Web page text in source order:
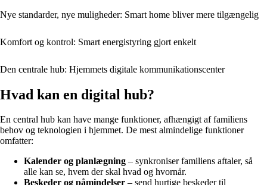
Nye standarder, nye muligheder: Smart home bliver mere tilgængelig
Komfort og kontrol: Smart energistyring gjort enkelt
Den centrale hub: Hjemmets digitale kommunikationscenter
Hvad kan en digital hub?
En central hub kan have mange funktioner, afhængigt af familiens
behov og teknologien i hjemmet. De mest almindelige funktioner
omfatter:
Kalender og planlægning – synkroniser familiens aftaler, så
alle kan se, hvem der skal hvad og hvornår.
Beskeder og påmindelser – send hurtige beskeder til